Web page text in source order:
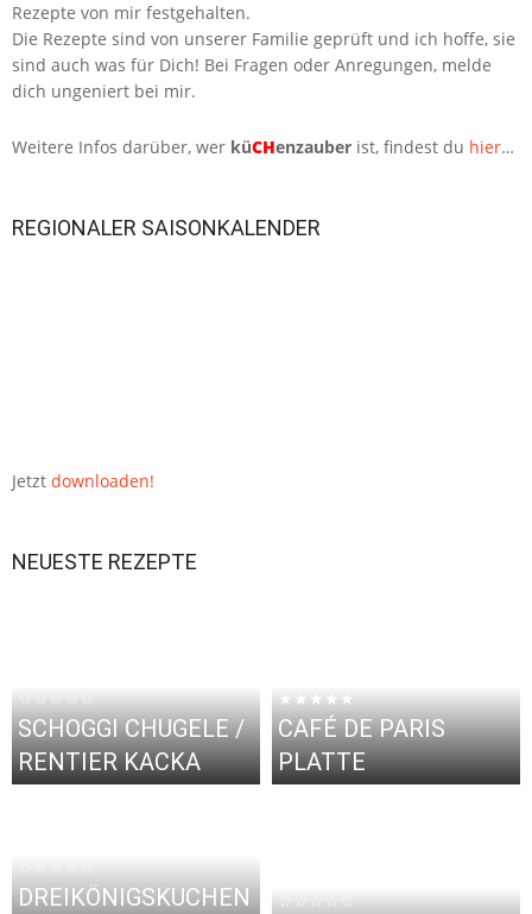
Rezepte von mir festgehalten.
Die Rezepte sind von unserer Familie geprüft und ich hoffe, sie
sind auch was für Dich! Bei Fragen oder Anregungen, melde
dich ungeniert bei mir.
Weitere Infos darüber, wer küCHenzauber ist, findest du hier…
REGIONALER SAISONKALENDER
Jetzt downloaden!
NEUESTE REZEPTE
☆☆☆☆☆
SCHOGGI CHUGELE /
RENTIER KACKA
★★★★★
CAFÉ DE PARIS
PLATTE
DREIKÖNIGSKUCHEN
☆☆☆☆☆